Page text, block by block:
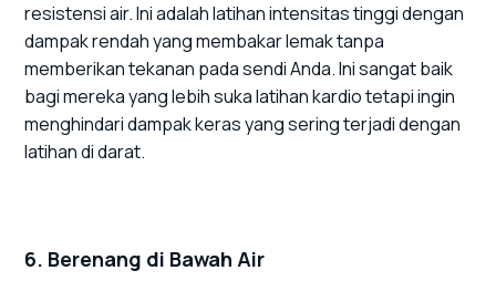
resistensi air. Ini adalah latihan intensitas tinggi dengan
dampak rendah yang membakar lemak tanpa
memberikan tekanan pada sendi Anda. Ini sangat baik
bagi mereka yang lebih suka latihan kardio tetapi ingin
menghindari dampak keras yang sering terjadi dengan
latihan di darat.
6. Berenang di Bawah Air